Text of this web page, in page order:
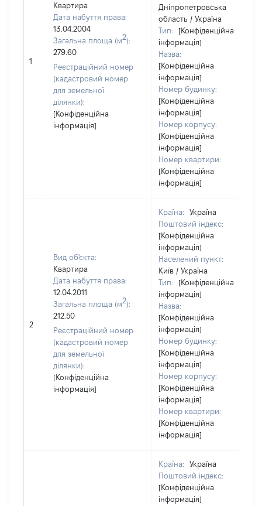
1
Квартира
Дата набуття права:
13.04.2004
Загальна площа (м2):
279.60
Реєстраційний номер
(кадастровий номер
для земельної
ділянки):
[Конфіденційна
інформація]
Дніпропетровська
область / Україна
Тип:
[Конфіденційна
інформація]
Назва:
[Конфіденційна
інформація]
Номер будинку:
[Конфіденційна
інформація]
Номер корпусу:
[Конфіденційна
інформація]
Номер квартири:
[Конфіденційна
інформація]
2
Вид об'єкта:
Квартира
Дата набуття права:
12.04.2011
Загальна площа (м2):
212.50
Реєстраційний номер
(кадастровий номер
для земельної
ділянки):
[Конфіденційна
інформація]
Країна:
Україна
Поштовий індекс:
[Конфіденційна
інформація]
Населений пункт:
Київ / Україна
Тип:
[Конфіденційна
інформація]
Назва:
[Конфіденційна
інформація]
Номер будинку:
[Конфіденційна
інформація]
Номер корпусу:
[Конфіденційна
інформація]
Номер квартири:
[Конфіденційна
інформація]
Країна:
Україна
Поштовий індекс:
[Конфіденційна
інформація]